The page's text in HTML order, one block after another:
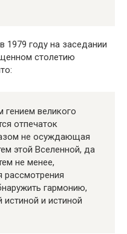
1979 году на заседании
столетию
гением великого
отпечаток
не осуждающая
этой Вселенной, да
не менее,
рассмотрения
гармонию,
и истиной